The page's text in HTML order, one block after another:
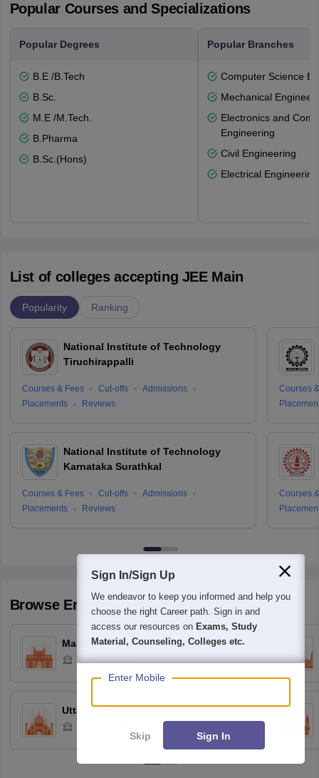
Popular Courses and Specializations
Popular Degrees
B.E /B.Tech
B.Sc.
M.E /M.Tech.
B.Pharma
B.Sc.(Hons)
Popular Branches
Computer Science
Mechanical
Electronics and
Engineering
Civil Engineering
Electrical Engineering
List of colleges accepting JEE Main
Popularity Ranking
National Institute of Technology
Tiruchirappalli
Courses & Fees Cut-offs
Admissions
Placements
Reviews
National Institute of Technology
Karnataka Surathkal
Courses & Fees Cut-offs
Admissions
Placements
Reviews
Courses
Courses
Browse EngineeringColleges by State
Maharashtra
434Colleges
Uttar Pradesh
Sign In/Sign Up
We endeavor to keep you informed and help you
choose the right Career path. Sign in and
access our resources on Exams, Study
Material, Counseling, Colleges etc.
Enter Mobile
Skip Sign In